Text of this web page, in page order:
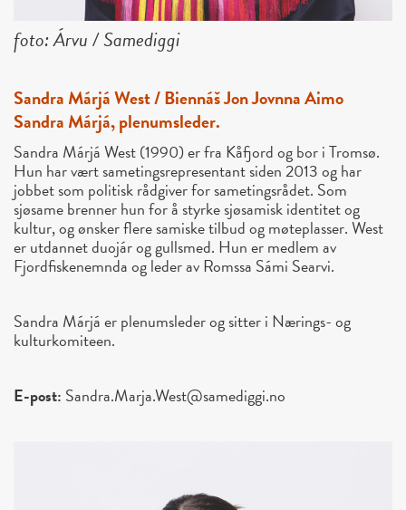
foto: Árvu / Samediggi
Sandra Márjá West / Biennáš Jon Jovnna Aimo
Sandra Márjá, plenumsleder.
Sandra Márjá West (1990) er fra Kåfjord og bor i Tromsø.
Hun har vært sametingsrepresentant siden 2013 og har
jobbet som politisk rådgiver for sametingsrådet. Som
sjøsame brenner hun for å styrke sjøsamisk identitet og
kultur, og ønsker flere samiske tilbud og møteplasser. West
er utdannet duojár og gullsmed. Hun er medlem av
Fjordfiskenemnda og leder av Romssa Sámi Searvi.
Sandra Márjá er plenumsleder og sitter i Nærings- og
kulturkomiteen.
E-post: Sandra.Marja.West@samediggi.no